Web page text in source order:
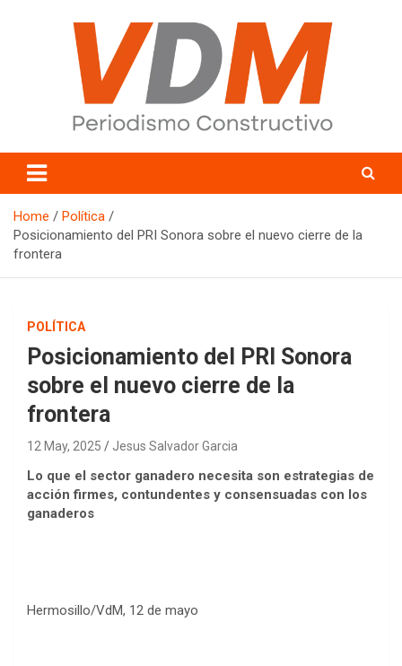
valledelmayo.com
Home
Política
Posicionamiento del PRI Sonora sobre el nuevo cierre de la
frontera
POLÍTICA
Posicionamiento del PRI Sonora
sobre el nuevo cierre de la
frontera
12 May, 2025 Jesus Salvador Garcia
Lo que el sector ganadero necesita son estrategias de
acción firmes, contundentes y consensuadas con los
ganaderos
Hermosillo/VdM, 12 de mayo